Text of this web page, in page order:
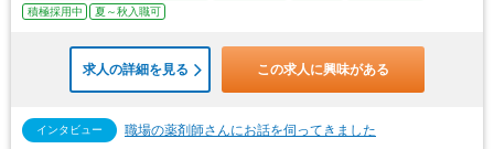
積極採用中
夏～秋入職可
求人の詳細を見る この求人に興味がある
インタビュー 職場の薬剤師さんにお話を伺ってきました